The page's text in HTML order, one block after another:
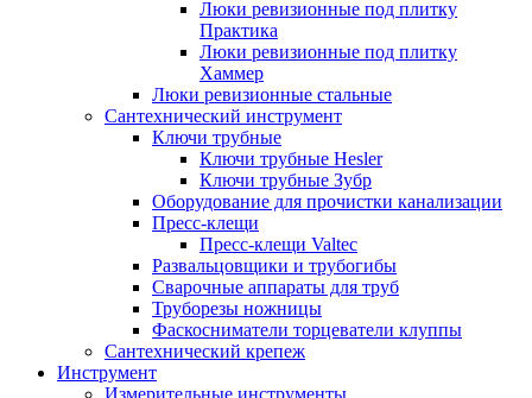
Люки ревизионные под плитку
Практика
Люки ревизионные под плитку
Хаммер
Люки ревизионные стальные
Сантехнический инструмент
Ключи трубные
Ключи трубные Hesler
Ключи трубные Зубр
Оборудование для прочистки канализации
Пресс-клещи
Пресс-клещи Valtec
Развальцовщики и трубогибы
Сварочные аппараты для труб
Труборезы ножницы
Фаскосниматели торцеватели клуппы
Сантехнический крепеж
Инструмент